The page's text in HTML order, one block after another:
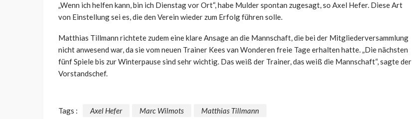
„Wenn ich helfen kann, bin ich Dienstag vor Ort“, habe Mulder spontan zugesagt, so Axel Hefer. Diese Art
von Einstellung sei es, die den Verein wieder zum Erfolg führen solle.
Matthias Tillmann richtete zudem eine klare Ansage an die Mannschaft, die bei der Mitgliederversammlung
nicht anwesend war, da sie vom neuen Trainer Kees van Wonderen freie Tage erhalten hatte. „Die nächsten
fünf Spiele bis zur Winterpause sind sehr wichtig. Das weiß der Trainer, das weiß die Mannschaft“, sagte der
Vorstandschef.
Tags : Axel Hefer Marc Wilmots Matthias Tillmann